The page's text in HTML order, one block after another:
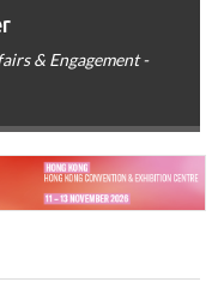
& Engagement -